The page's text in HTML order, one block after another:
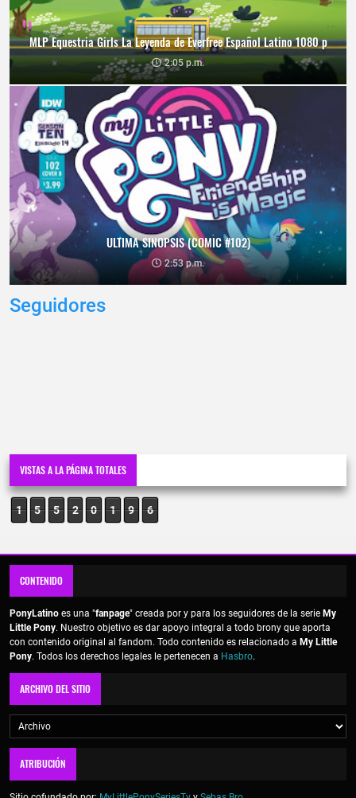
MLP Equestria Girls La Leyenda de Everfree Español Latino 1080 p
2:05 p.m.
ULTIMA SINOPSIS (COMIC #102)
2:53 p.m.
Seguidores
VISTAS A LA PÁGINA TOTALES
1 5 5 2 0 1 9 6
CONTENIDO
PonyLatino es una "fanpage" creada por y para los seguidores de la serie My
Little Pony. Nuestro objetivo es dar apoyo integral a todo brony que aporta
con contenido original al fandom. Todo contenido es relacionado a My Little
Pony. Todos los derechos legales le pertenecen a Hasbro.
ARCHIVO DEL SITIO
ATRIBUCIÓN